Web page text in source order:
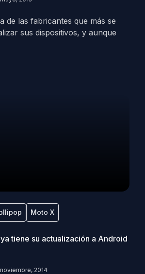
de las fabricantes que más se
sus dispositivos, y aunque
Moto X
tiene su actualización a Android
2014